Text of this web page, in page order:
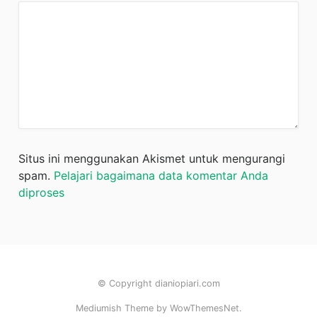
Situs ini menggunakan Akismet untuk mengurangi
spam. Pelajari bagaimana data komentar Anda
diproses
© Copyright dianiopiari.com
Mediumish Theme by WowThemesNet.